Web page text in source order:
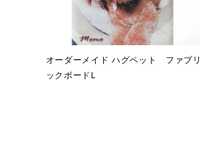
オーダーメイド ハグペット ファブリ
ックボードL